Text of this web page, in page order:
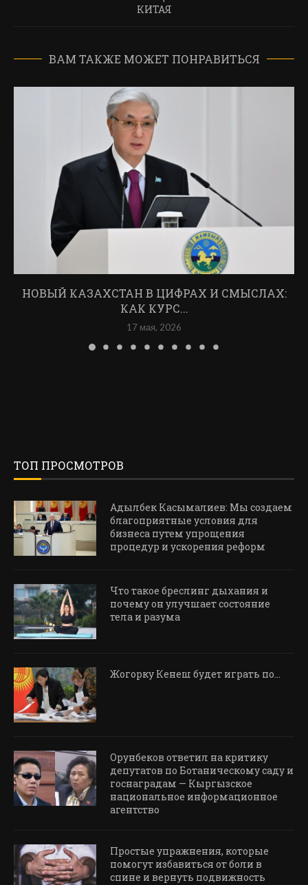
КИТАЯ
ВАМ ТАКЖЕ МОЖЕТ ПОНРАВИТЬСЯ
НОВЫЙ КАЗАХСТАН В ЦИФРАХ И СМЫСЛАХ:
КАК КУРС...
17 мая, 2026
ТОП ПРОСМОТРОВ
Адылбек Касымалиев: Мы создаем
благоприятные условия для
бизнеса путем упрощения
процедур и ускорения реформ
Что такое бреслинг дыхания и
почему он улучшает состояние
тела и разума
Жогорку Кенеш будет играть по…
Орунбеков ответил на критику
депутатов по Ботаническому саду и
госнаградам — Кыргызское
национальное информационное
агентство
Простые упражнения, которые
помогут избавиться от боли в
спине и вернуть подвижность